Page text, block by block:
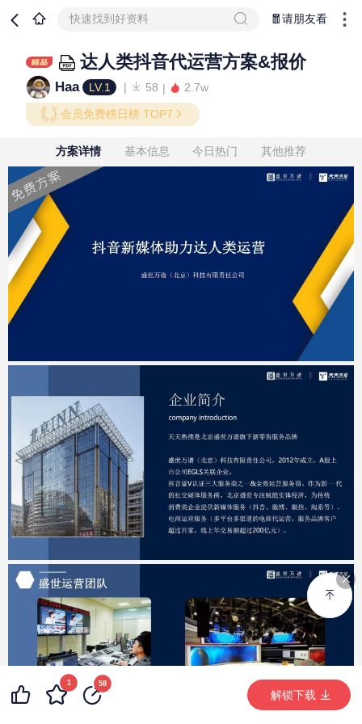
快速找到好资料 🧧请朋友看
达人类抖音代运营方案&报价
Haa LV.1 58 2.7w
会员免费榜日榜 TOP7
方案详情 基本信息 今日热门 其他推荐
1 58
解锁下载